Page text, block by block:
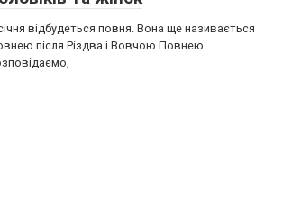
відбудеться повня. Вона ще називається
після Різдва і Вовчою Повнею.